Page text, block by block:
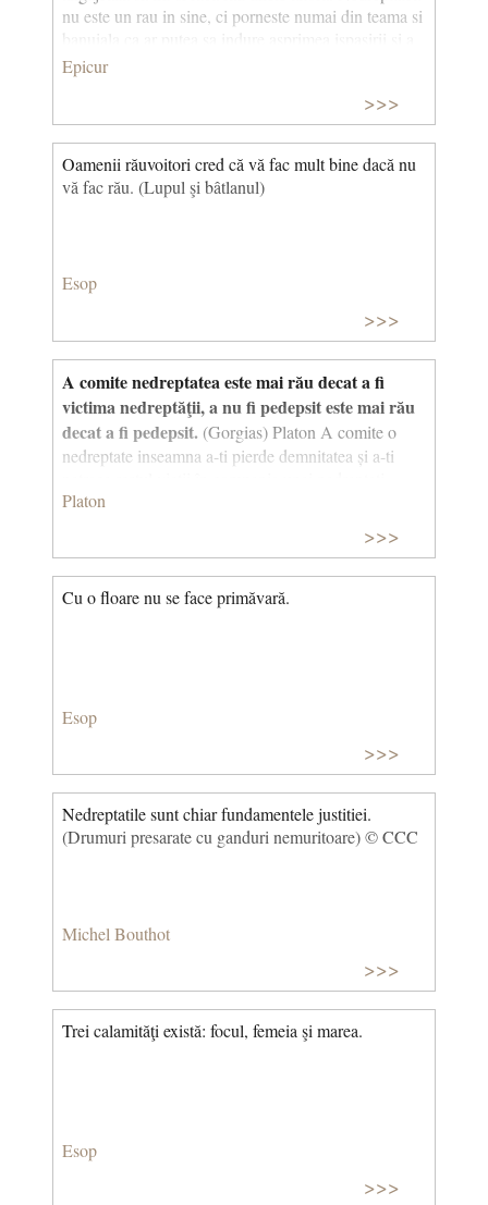
nu este un rau in sine, ci porneste numai din teama si
banuiala ca ar putea sa indure asprimea ispasirii si a
pedepsei. Nu este cu putinta ca cel care a facut pe
ascuns o nedreptate, impotriva pactului stabilit intre
oameni, sa ramana nepedepsit. In comunitate,
dreptatea este aceeasi pentru toti; deoarece tot ce
promoveaza intelegerea reciproca este folositor.
Epicur
>>>
Oamenii răuvoitori cred că vă fac mult bine dacă nu
vă fac rău. (Lupul şi bâtlanul)
Esop
>>>
A comite nedreptatea este mai rău decat a fi
victima nedreptăţii, a nu fi pedepsit este mai rău
decat a fi pedepsit. (Gorgias) Platon A comite o
nedreptate inseamna a-ti pierde demnitatea și a-ti
Asasinul este cel care isi pierde stima de sine.
morale: nu există crimă fără martor, pentru ca exista
Montaigne are o fraza apropiata in acest sens:
“Mintind ma pagubesc mai tare pe mine decat pe cel
Platon
>>>
Cu o floare nu se face primăvară.
Esop
>>>
Nedreptatile sunt chiar fundamentele justitiei.
(Drumuri presarate cu ganduri nemuritoare) © CCC
Michel Bouthot
>>>
Trei calamităţi există: focul, femeia şi marea.
Esop
>>>